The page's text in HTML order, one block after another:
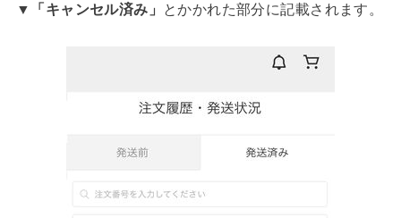
▼ 「キャンセル済み」 とかかれた部分に記載されます。